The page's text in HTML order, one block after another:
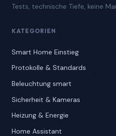
Tests, technische Tiefe, keine
KATEGORIEN
Smart Home Einstieg
Protokolle & Standards
Beleuchtung smart
Sicherheit & Kameras
Heizung & Energie
Home Assistant